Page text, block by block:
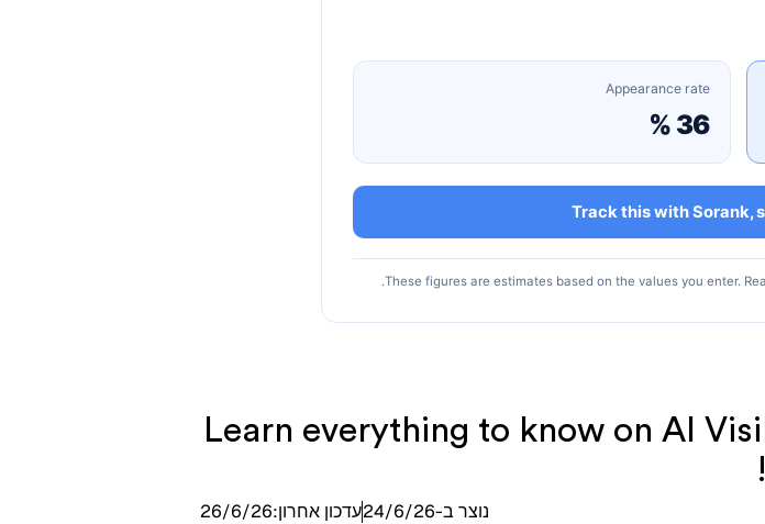
Appearance rate
36 %
Track this with Sorank,
These figures are estimates based on the values you enter.
Learn everything to know on AI
נוצר ב-24/6/26עדכון אחרון:26/6/26